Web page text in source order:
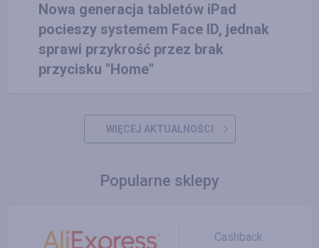
Nowa generacja tabletów iPad
pocieszy systemem Face ID, jednak
sprawi przykrość przez brak
przycisku "Home"
WIĘCEJ AKTUALNOŚCI
Popularne sklepy
Cashback